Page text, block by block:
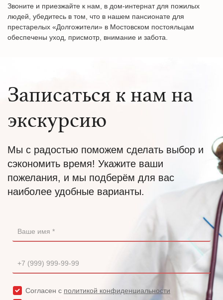
Звоните и приезжайте к нам, в дом-интернат для пожилых
людей, убедитесь в том, что в нашем пансионате для
престарелых «Долгожители» в Мостовском постояльцам
обеспечены уход, присмотр, внимание и забота.
Записаться к нам на
экскурсию
Мы с радостью поможем сделать выбор и
сэкономить время! Укажите ваши
пожелания, и мы подберём для вас
наиболее удобные варианты.